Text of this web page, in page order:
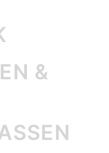
&